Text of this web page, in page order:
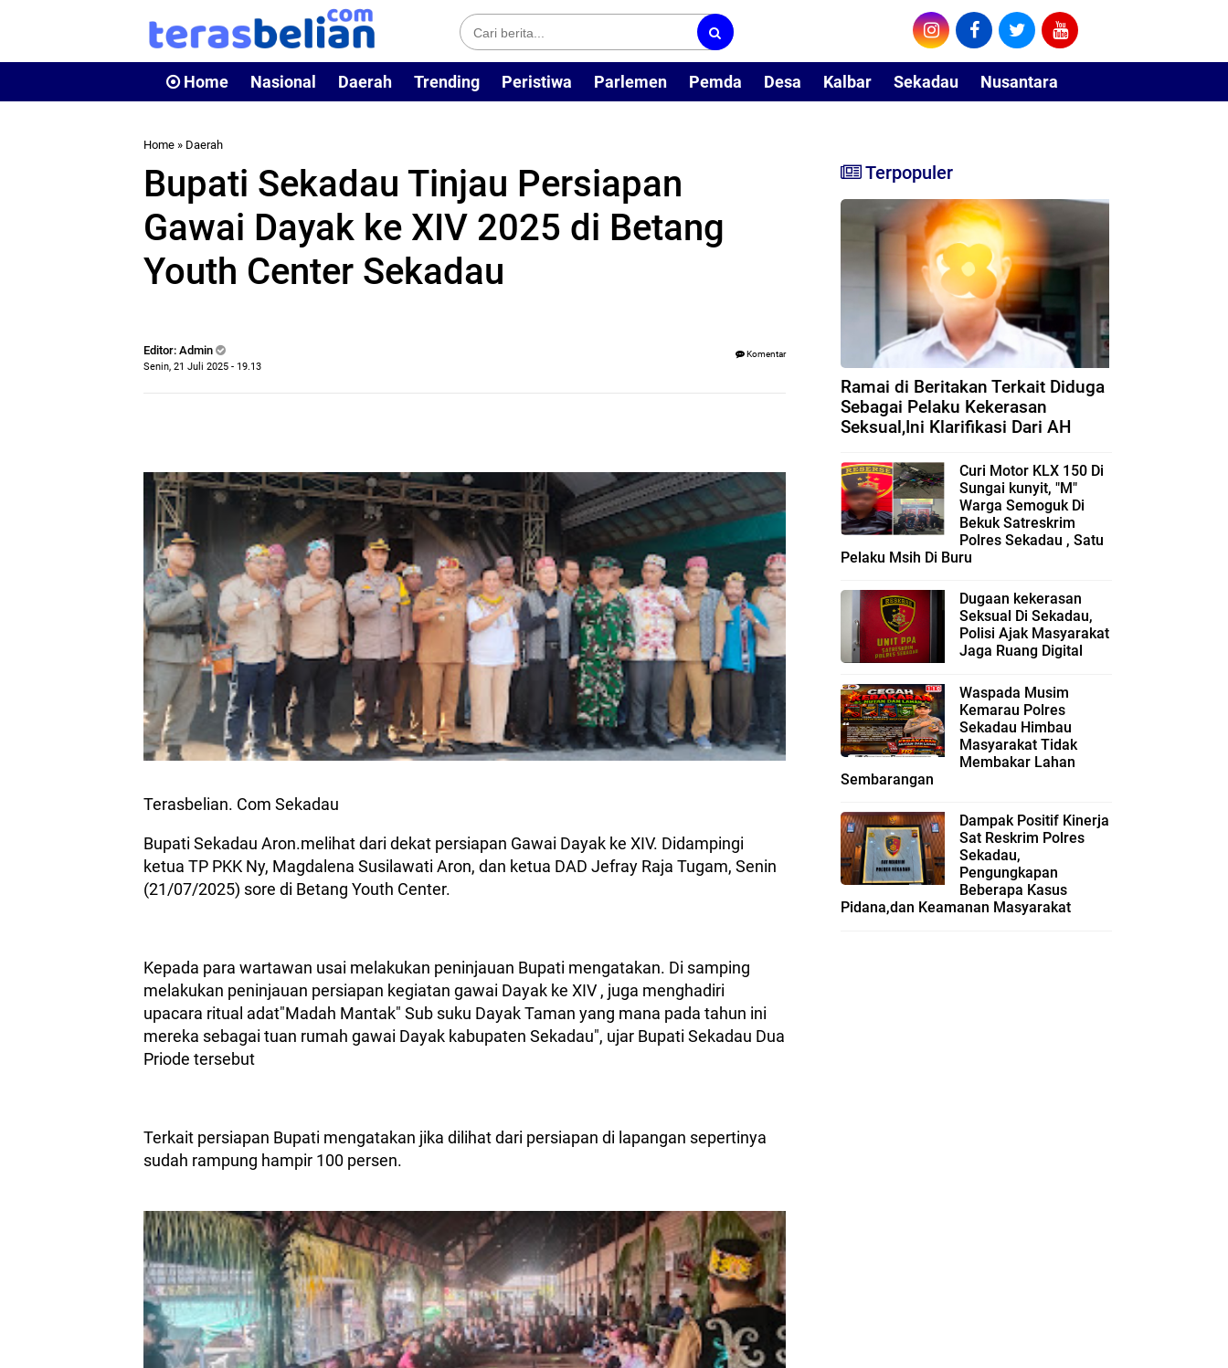
Home Nasional Daerah Trending Peristiwa Parlemen Pemda Desa Kalbar Sekadau Nusantara
Home » Daerah
Bupati Sekadau Tinjau Persiapan
Gawai Dayak ke XIV 2025 di Betang
Youth Center Sekadau
Editor: Admin
Senin, 21 Juli 2025 - 19.13
Komentar
Terasbelian. Com Sekadau
Bupati Sekadau Aron.melihat dari dekat persiapan Gawai Dayak ke XIV. Didampingi
ketua TP PKK Ny, Magdalena Susilawati Aron, dan ketua DAD Jefray Raja Tugam, Senin
(21/07/2025) sore di Betang Youth Center.
Kepada para wartawan usai melakukan peninjauan Bupati mengatakan. Di samping
melakukan peninjauan persiapan kegiatan gawai Dayak ke XIV , juga menghadiri
upacara ritual adat"Madah Mantak" Sub suku Dayak Taman yang mana pada tahun ini
mereka sebagai tuan rumah gawai Dayak kabupaten Sekadau", ujar Bupati Sekadau Dua
Priode tersebut
Terkait persiapan Bupati mengatakan jika dilihat dari persiapan di lapangan sepertinya
sudah rampung hampir 100 persen.
Terpopuler
Ramai di Beritakan Terkait Diduga
Sebagai Pelaku Kekerasan
Seksual,Ini Klarifikasi Dari AH
Curi Motor KLX 150 Di
Sungai kunyit, "M"
Warga Semoguk Di
Bekuk Satreskrim
Polres Sekadau , Satu
Pelaku Msih Di Buru
Dugaan kekerasan
Seksual Di Sekadau,
Polisi Ajak Masyarakat
Jaga Ruang Digital
Waspada Musim
Kemarau Polres
Sekadau Himbau
Masyarakat Tidak
Membakar Lahan
Sembarangan
Dampak Positif Kinerja
Sat Reskrim Polres
Sekadau,
Pengungkapan
Beberapa Kasus
Pidana,dan Keamanan Masyarakat